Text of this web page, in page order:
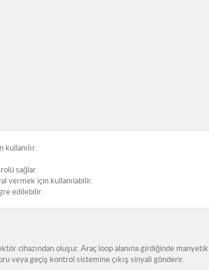
kullanılır.
sağlar.
vermek için kullanılabilir.
edilebilir.
cihazından oluşur. Araç loop alanına girdiğinde
veya geçiş kontrol sistemine çıkış sinyali gönderir.